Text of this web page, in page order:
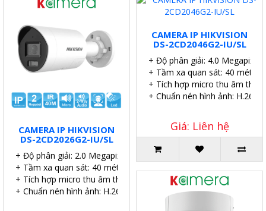
CAMERA IP HIKVISION
DS-2CD2026G2-IU/SL
+ Độ phân giải: 2.0 Megapixel.
+ Tầm xa quan sát: 40 mét.
+ Tích hợp micro thu âm thanh.
+ Chuẩn nén hình ảnh: H.265+.
CAMERA IP HIKVISION
DS-2CD2046G2-IU/SL
+ Độ phân giải: 4.0 Megapixel.
+ Tầm xa quan sát: 40 mét.
+ Tích hợp micro thu âm
+ Chuẩn nén hình ảnh: H.265+.
Giá: Liên hệ